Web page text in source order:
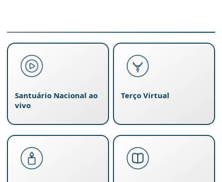
Santuário Nacional ao
vivo
Terço Virtual